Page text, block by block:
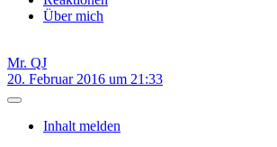
Über mich
Mr. QJ
20. Februar 2016 um 21:33
Inhalt melden